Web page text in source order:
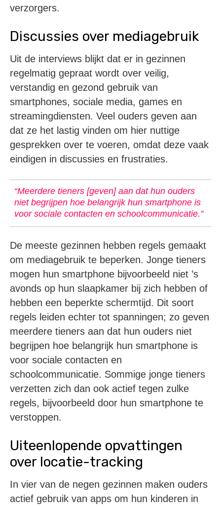
verzorgers.
Discussies over mediagebruik
Uit de interviews blijkt dat er in gezinnen
regelmatig gepraat wordt over veilig,
verstandig en gezond gebruik van
smartphones, sociale media, games en
streamingdiensten. Veel ouders geven aan
dat ze het lastig vinden om hier nuttige
gesprekken over te voeren, omdat deze vaak
eindigen in discussies en frustraties.
“Meerdere tieners [geven] aan dat hun ouders
niet begrijpen hoe belangrijk hun smartphone is
voor sociale contacten en schoolcommunicatie.”
De meeste gezinnen hebben regels gemaakt
om mediagebruik te beperken. Jonge tieners
mogen hun smartphone bijvoorbeeld niet ’s
avonds op hun slaapkamer bij zich hebben of
hebben een beperkte schermtijd. Dit soort
regels leiden echter tot spanningen; zo geven
meerdere tieners aan dat hun ouders niet
begrijpen hoe belangrijk hun smartphone is
voor sociale contacten en
schoolcommunicatie. Sommige jonge tieners
verzetten zich dan ook actief tegen zulke
regels, bijvoorbeeld door hun smartphone te
verstoppen.
Uiteenlopende opvattingen
over locatie-tracking
In vier van de negen gezinnen maken ouders
actief gebruik van apps om hun kinderen in